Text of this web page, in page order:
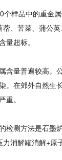
样品中的重金
、苦菜、蒲公
超标。
量普遍较高。
在郊外自然
。
测方法是石
消解罐消解+原